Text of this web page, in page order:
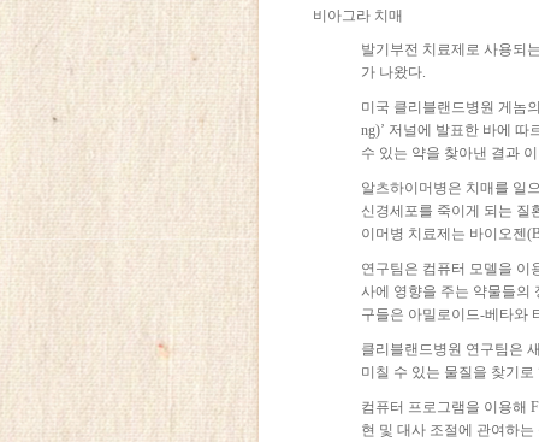
비아그라 치매
발기부전 치료제로 사용되
가 나왔다.
미국 클리블랜드병원 게놈
ng)’ 저널에 발표한 바에
수 있는 약을 찾아낸 결과
알츠하이머병은 치매를 일
신경세포를 죽이게 되는 질
이머병 치료제는 바이오젠
연구팀은 컴퓨터 모델을 이
사에 영향을 주는 약물들의
구들은 아밀로이드-베타와
클리블랜드병원 연구팀은
미칠 수 있는 물질을 찾기로
컴퓨터 프로그램을 이용해
현 및 대사 조절에 관여하